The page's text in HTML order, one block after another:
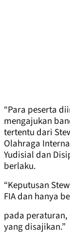
“Para peserta
mengajukan
tertentu dari
Olahraga
Yudisial dan
berlaku.
“Keputusan
FIA dan hanya
pada
yang disajikan.”